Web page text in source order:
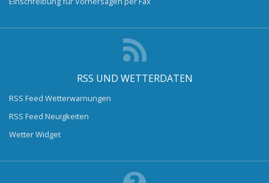
RSS UND WETTERDATEN
RSS Feed Wetterwarnungen
RSS Feed Neuigkeiten
Wetter Widget